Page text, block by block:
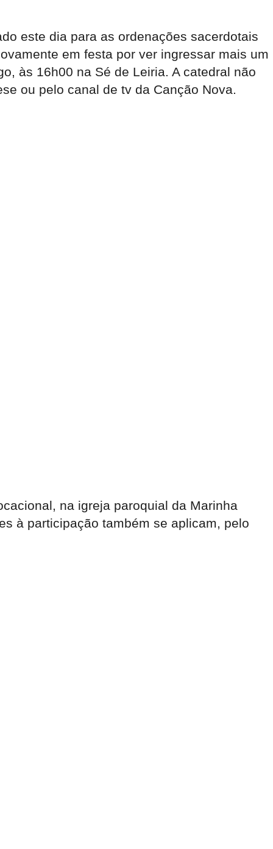
este dia para as ordenações sacerdotais
em festa por ver ingressar mais um
às 16h00 na Sé de Leiria. A catedral não
ou pelo canal de tv da Canção Nova.
na igreja paroquial da Marinha
à participação também se aplicam, pelo